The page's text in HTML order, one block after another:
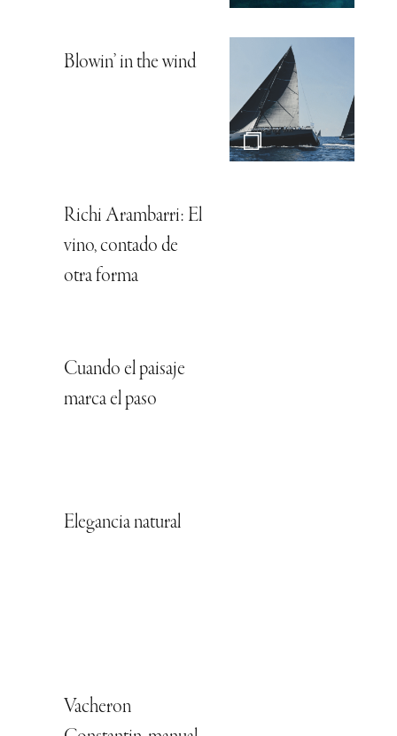
Blowin’ in the wind
Richi Arambarri: El
vino, contado de
otra forma
Cuando el paisaje
marca el paso
Elegancia natural
Vacheron